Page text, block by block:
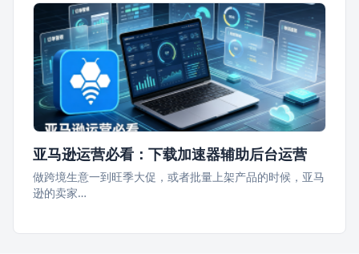
亚马逊运营必看：下载加速器辅助后台运营
做跨境生意一到旺季大促，或者批量上架产品的时候，亚马
逊的卖家…